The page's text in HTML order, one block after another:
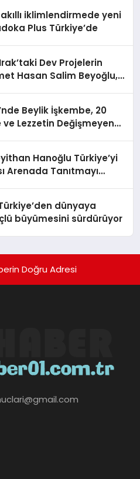
iklimlendirmede yeni
Plus Türkiye’de
Dev Projelerin
Hasan Salim Beyoğlu,
Beylik İşkembe, 20
ve Lezzetin Değişmeyen
Hanoğlu Türkiye’yi
Arenada Tanıtmayı
dünyaya
büyümesini sürdürüyor
Doğru Adresi